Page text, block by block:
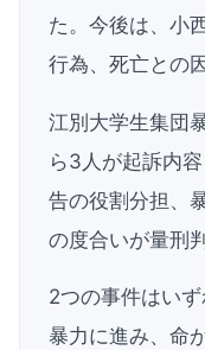
た。今後は、小
行為、死亡との
江別大学生集団
ら3人が起訴内
告の役割分担、
の度合いが量刑
2つの事件はい
暴力に進み、命